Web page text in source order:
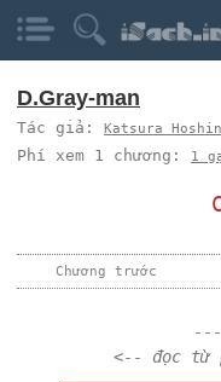
D.Gray-man
Tác giả: Katsura
Phí xem 1 chương: 1
Chương trước
<-- đọc từ